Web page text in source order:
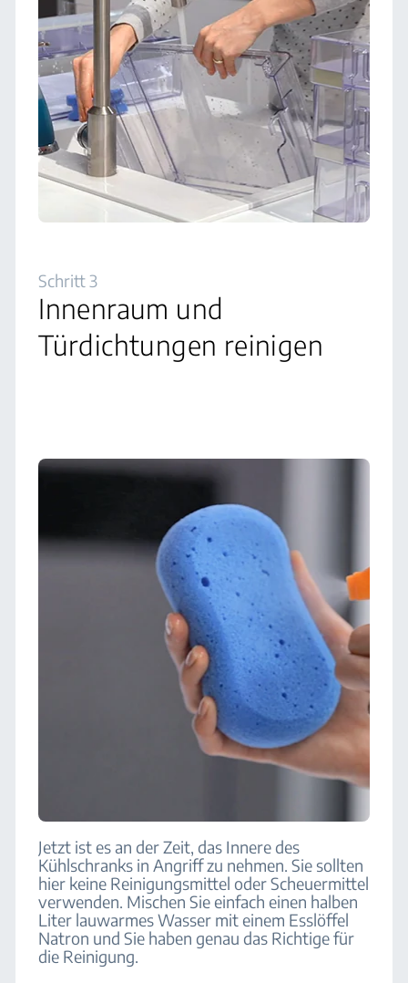
Schritt 3
Innenraum und
Türdichtungen reinigen
Jetzt ist es an der Zeit, das Innere des
Kühlschranks in Angriff zu nehmen. Sie sollten
hier keine Reinigungsmittel oder Scheuermittel
verwenden. Mischen Sie einfach einen halben
Liter lauwarmes Wasser mit einem Esslöffel
Natron und Sie haben genau das Richtige für
die Reinigung.